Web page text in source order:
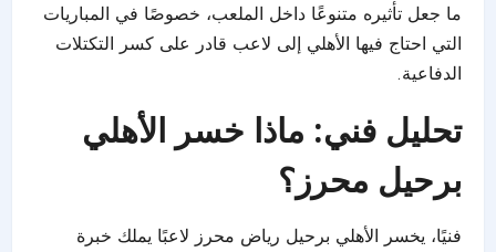
ما جعل تأثيره متنوعًا داخل الملعب، خصوصًا في المباريات
التي احتاج فيها الأهلي إلى لاعب قادر على كسر التكتلات
الدفاعية.
تحليل فني: ماذا خسر الأهلي
برحيل محرز؟
فنيًا، يخسر الأهلي برحيل رياض محرز لاعبًا يملك خبرة